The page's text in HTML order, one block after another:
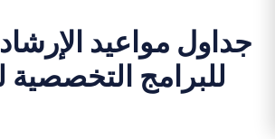
جداول مواعيد
للبرامج التخصصية